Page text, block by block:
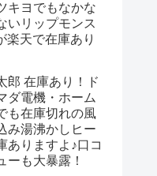
キヨでもなかな
いリップモンス
楽天で在庫あり
郎 在庫あり！ド
ダ電機・ホーム
も在庫切れの風
み湯沸かしヒー
ありますよ♪口コ
ーも大暴露！